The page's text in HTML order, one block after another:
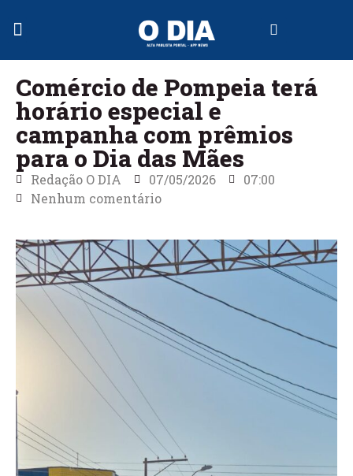
Comércio de Pompeia terá
horário especial e
campanha com prêmios
para o Dia das Mães
Redação O DIA 07/05/2026
07:00
Nenhum comentário